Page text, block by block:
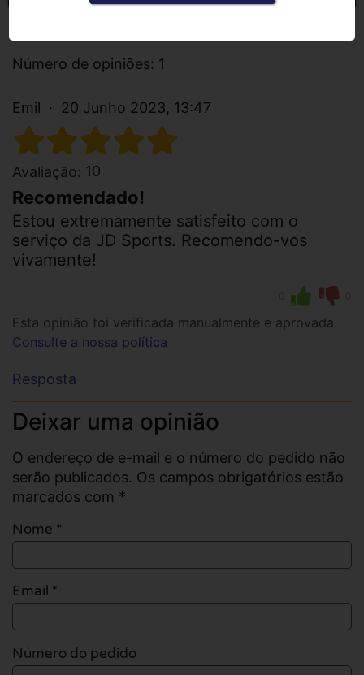
Número de opiniões: 1
Emil 20 Junho 2023, 13:47
Avaliação: 10
Recomendado!
Estou extremamente satisfeito com o
serviço da JD Sports. Recomendo-vos
vivamente!
Esta opinião foi verificada manualmente e aprovada.
Consulte a nossa política
Resposta
Deixar uma opinião
O endereço de e-mail e o número do pedido não
serão publicados. Os campos obrigatórios estão
marcados com *
Nome *
Email *
Número do pedido